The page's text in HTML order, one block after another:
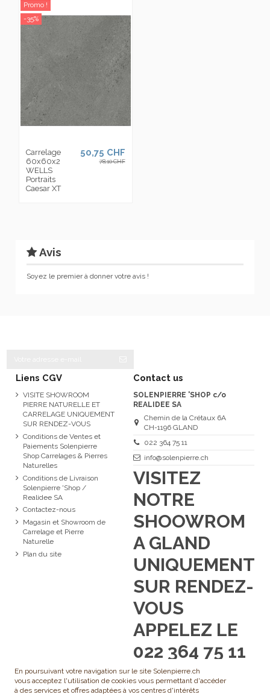
Promo !
-35%
Carrelage
60x60x2
WELLS
Portraits
Caesar XT
50,75 CHF
78,10 CHF
Avis
Soyez le premier à donner votre avis !
Liens CGV
VISITE SHOWROOM
PIERRE NATURELLE ET
CARRELAGE UNIQUEMENT
SUR RENDEZ-VOUS
Conditions de Ventes et
Paiements Solenpierre
Shop Carrelages & Pierres
Naturelles
Conditions de Livraison
Solenpierre 'Shop /
Realidee SA
Contactez-nous
Magasin et Showroom de
Carrelage et Pierre
Naturelle
Plan du site
Contact us
SOLENPIERRE 'SHOP c/o
REALIDEE SA
Chemin de la Crétaux 6A
CH-1196 GLAND
022 364 75 11
info@solenpierre.ch
VISITEZ
NOTRE
SHOOWROM
A GLAND
UNIQUEMENT
SUR RENDEZ-
VOUS
APPELEZ LE
022 364 75 11
En poursuivant votre navigation sur le site Solenpierre.ch
vous acceptez l'utilisation de cookies vous permettant d'accéder
à des services et offres adaptées à vos centres d'intérêts